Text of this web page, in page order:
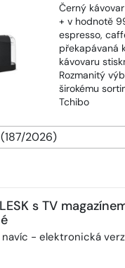
Černý kávovar
+ v hodnotě
espresso,
překapávaná
kávovaru
Rozmanitý
širokému
Tchibo
s TV
navíc - elektronická